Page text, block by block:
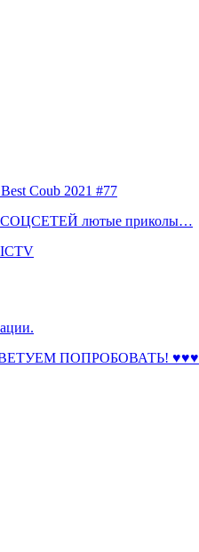
Coub 2021 #77
лютые приколы…
ПОПРОБОВАТЬ! ♥♥♥